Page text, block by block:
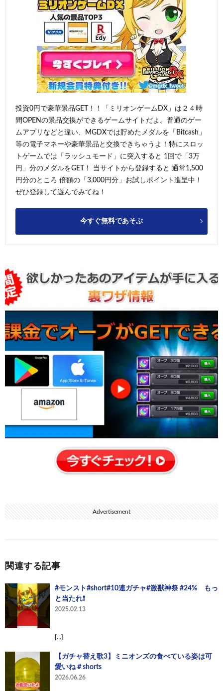
投資0円で豪華景品GET！！「ミリオンゲームDX」は２４時
間OPENの景品交換ができるゲームサイトだよ。普通のゲー
ムアプリなどと違い、MGDXでは貯めたメダルを「Bitcash」
等の電子マネーや豪華景品と交換できちゃうよ！特にスロッ
トゲームでは「ラッシュモード」に突入すると 1回で「3万
円」分のメダルをGET！ 当サイトから登録すると 通常1,500
円分のところ 倍額の「3,000円分」お試しポイント進呈中！
ぜひ登録して遊んでみてね！
今すぐ無料であそぶ
Advertisement
関連する記事
#モンスト#short#10連ガチャ#激獣神祭 #24% もっ
と当たれ❗
2025.02.13
[…]
【ガチャ替え歌3】ミニオンズの食べている姿は可
愛いね＃shorts
2026.06.26